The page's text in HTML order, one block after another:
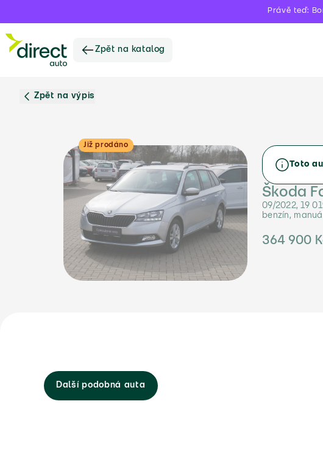
Právě teď:
Zpět na katalog
Zpět na výpis
Již prodáno
Toto
Škoda
09/2022, 19
benzín,
364 900
Další podobná auta